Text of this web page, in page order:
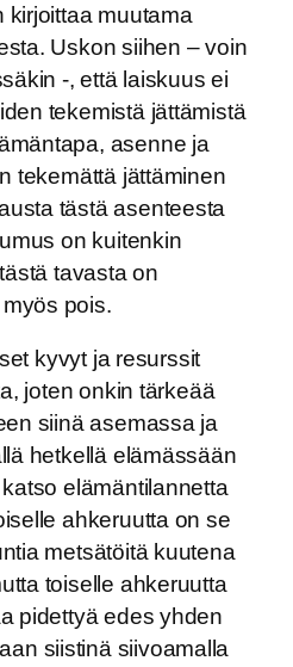
kirjoittaa muutama
Uskon siihen – voin
-, että laiskuus ei
tekemistä jättämistä
asenne ja
tekemättä jättäminen
tästä asenteesta
on kuitenkin
tavasta on
pois.
kyvyt ja resurssit
joten onkin tärkeää
siinä asemassa ja
hetkellä elämässään
elämäntilannetta
ahkeruutta on se
metsätöitä kuutena
toiselle ahkeruutta
pidettyä edes yhden
siistinä siivoamalla